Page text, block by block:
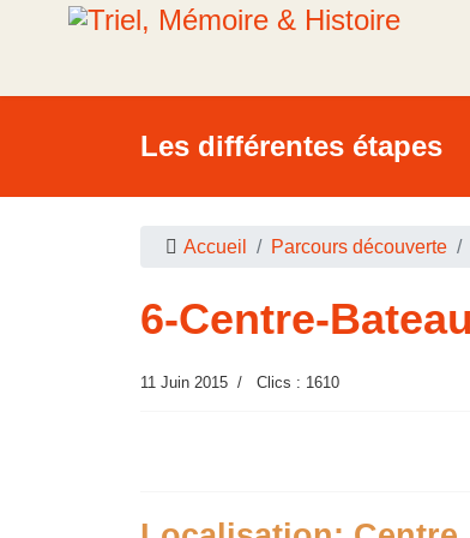
Les différentes étapes
Accueil Parcours découverte
6-Centre-
11 Juin 2015 Clics : 1610